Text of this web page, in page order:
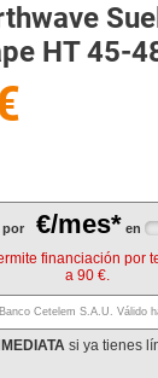
HT 45-
por €/mes* en
financiación por
a 90 €.
Cetelem S.A.U. Válido
si ya tienes